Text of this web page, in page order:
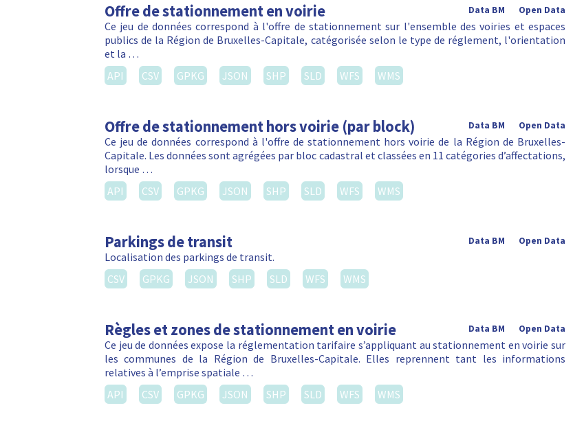
Offre de stationnement en voirie Open Data
Data BM
Ce jeu de données correspond à l'offre de stationnement sur l'ensemble des voiries et espaces
publics de la Région de Bruxelles-Capitale, catégorisée selon le type de réglement, l'orientation
et la …
API
CSV GPKG JSON SHP SLD WFS WMS
Offre de stationnement hors voirie (par block) Open Data
Data BM
Ce jeu de données correspond à l'offre de stationnement hors voirie de la Région de Bruxelles-
Capitale. Les données sont agrégées par bloc cadastral et classées en 11 catégories d’affectations,
lorsque …
API
CSV GPKG JSON SHP SLD WFS WMS
Parkings de transit Open Data
Data BM
Localisation des parkings de transit.
CSV
GPKG JSON SHP SLD WFS WMS
Règles et zones de stationnement en voirie Open Data
Data BM
Ce jeu de données expose la réglementation tarifaire s’appliquant au stationnement en voirie sur
les communes de la Région de Bruxelles-Capitale. Elles reprennent tant les informations
relatives à l’emprise spatiale …
API
CSV GPKG JSON SHP SLD WFS WMS